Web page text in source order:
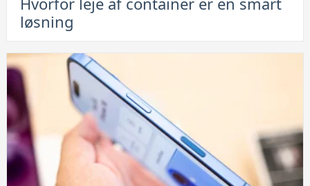
opbevaring
Hvorfor
leje
af
container
er
en
smart
løsning